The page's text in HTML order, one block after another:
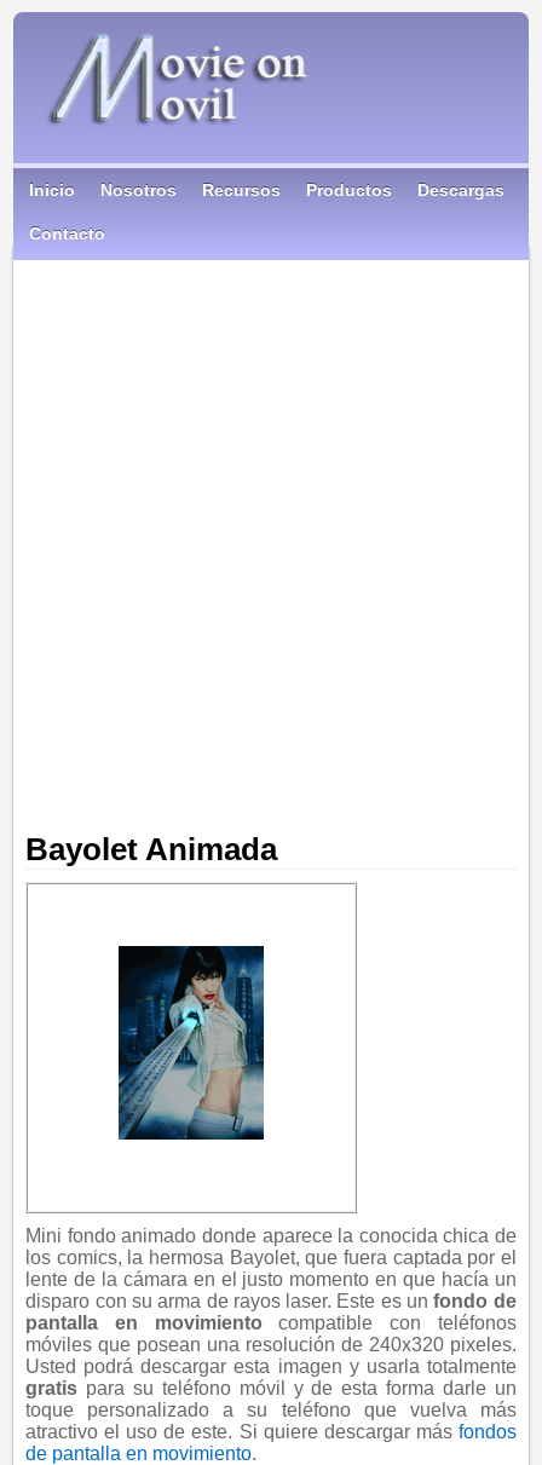
Inicio Nosotros Recursos Productos Descargas
Contacto
Bayolet Animada
Mini fondo animado donde aparece la conocida chica de
los comics, la hermosa Bayolet, que fuera captada por el
lente de la cámara en el justo momento en que hacía un
disparo con su arma de rayos laser. Este es unfondo de
pantalla en movimiento compatible con teléfonos
móviles que posean una resolución de 240x320 pixeles.
Usted podrá descargar esta imagen y usarla totalmente
gratis para su teléfono móvil y de esta forma darle un
toque personalizado a su teléfono que vuelva más
atractivo el uso de este. Si quiere descargar más fondos
de pantalla en movimiento.